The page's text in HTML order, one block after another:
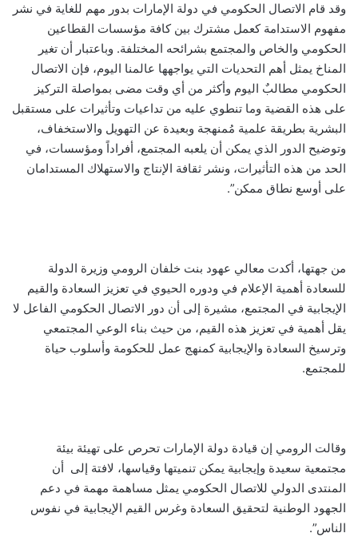
وقد قام الاتصال الحكومي في دولة الإمارات بدور مهم للغاية في نشر
مفهوم الاستدامة كعمل مشترك بين كافة مؤسسات القطاعين
الحكومي والخاص والمجتمع بشرائحه المختلفة. وباعتبار أن تغير
المناخ يمثل أهم التحديات التي يواجهها عالمنا اليوم، فإن الاتصال
الحكومي مطالبٌ اليوم وأكثر من أي وقت مضى بمواصلة التركيز
على هذه القضية وما تنطوي عليه من تداعيات وتأثيرات على مستقبل
البشرية بطريقة علمية مُمنهجة وبعيدة عن التهويل والاستخفاف،
وتوضيح الدور الذي يمكن أن يلعبه المجتمع، أفراداً ومؤسسات، في
الحد من هذه التأثيرات، ونشر ثقافة الإنتاج والاستهلاك المستدامان
على أوسع نطاق ممكن”.
من جهتها، أكدت معالي عهود بنت خلفان الرومي وزيرة الدولة
للسعادة أهمية الإعلام في ودوره الحيوي في تعزيز السعادة والقيم
الإيجابية في المجتمع، مشيرة إلى أن دور الاتصال الحكومي الفاعل لا
يقل أهمية في تعزيز هذه القيم، من حيث بناء الوعي المجتمعي
وترسيخ السعادة والإيجابية كمنهج عمل للحكومة وأسلوب حياة
للمجتمع.
وقالت الرومي إن قيادة دولة الإمارات تحرص على تهيئة بيئة
مجتمعية سعيدة وإيجابية يمكن تنميتها وقياسها، لافتة إلى أن
المنتدى الدولي للاتصال الحكومي يمثل مساهمة مهمة في دعم
الجهود الوطنية لتحقيق السعادة وغرس القيم الإيجابية في نفوس
الناس”.